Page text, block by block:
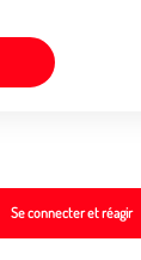
Se connecter et réagir